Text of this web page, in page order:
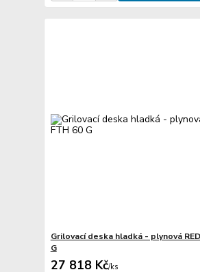
Grilovací deska hladká - plynová
G
27 818 Kč/ks